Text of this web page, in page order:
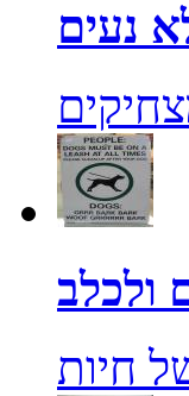
נעים
ולכלב
חיות